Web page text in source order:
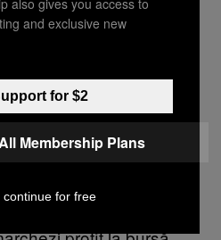
asta pentru
PLĂTEȘTI
CÂȘTIGURI
să plătești
and exclusive new
for $2
Membership Plans
continue for free